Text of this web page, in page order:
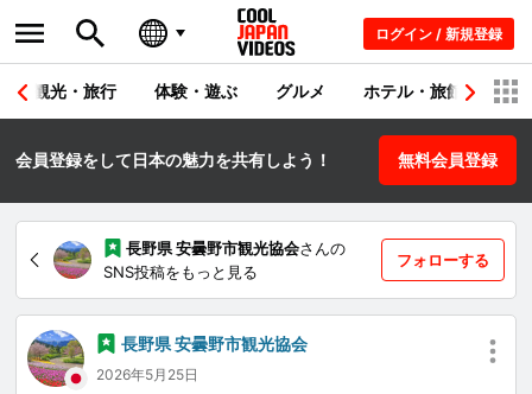
ログイン / 新規登録
観光・旅行 体験・遊ぶ グルメ ホテル・旅館 シ
会員登録をして日本の魅力を共有しよう！ 無料会員登録
長野県 安曇野市観光協会さんの
SNS投稿をもっと見る
フォローする
長野県 安曇野市観光協会
2026年5月25日